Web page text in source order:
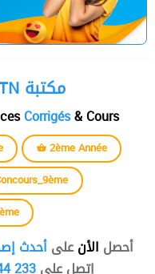
Librairie Devoir.TN مكتبة
Corrigés& Cours
2ème Année
أحصل الأنعلىأحدث